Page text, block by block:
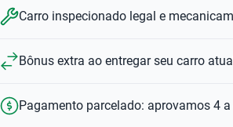
Carro inspecionado legal e
Bônus extra ao entregar seu carro
Pagamento parcelado: aprovamos 4